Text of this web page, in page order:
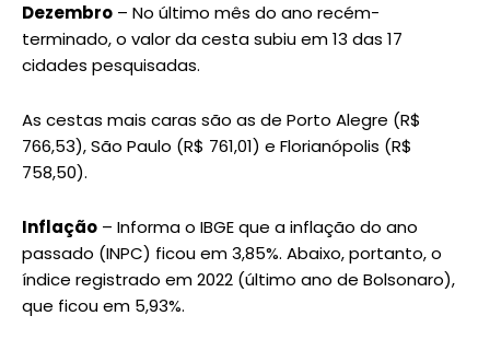
Dezembro – No último mês do ano recém-
terminado, o valor da cesta subiu em 13 das 17
cidades pesquisadas.
As cestas mais caras são as de Porto Alegre (R$
766,53), São Paulo (R$ 761,01) e Florianópolis (R$
758,50).
Inflação – Informa o IBGE que a inflação do ano
passado (INPC) ficou em 3,85%. Abaixo, portanto, o
índice registrado em 2022 (último ano de Bolsonaro),
que ficou em 5,93%.